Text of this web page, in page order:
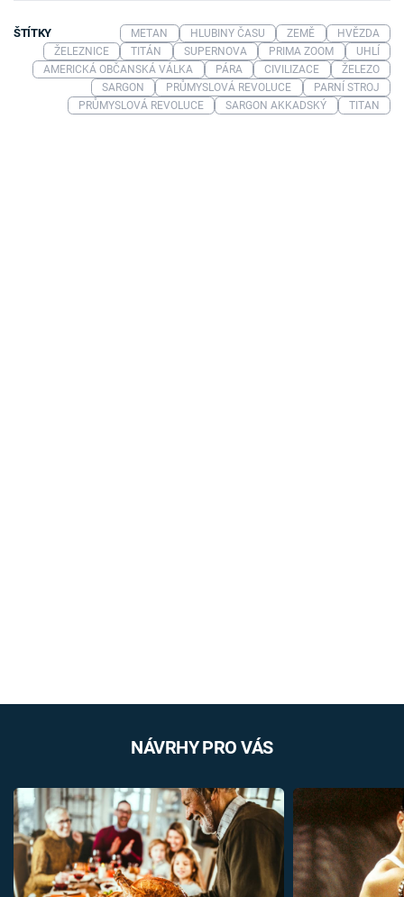
ŠTÍTKY METAN HLUBINY ČASU ZEMĚ
HVĚZDA
ŽELEZNICE
TITÁN SUPERNOVA PRIMA ZOOM
UHLÍ
AMERICKÁ OBČANSKÁ VÁLKA
PÁRA CIVILIZACE
ŽELEZO
SARGON
PRŮMYSLOVÁ REVOLUCE
PARNÍ STROJ
PRŮMYSLOVÁ REVOLUCE
SARGON AKKADSKÝ TITAN
NÁVRHY PRO VÁS